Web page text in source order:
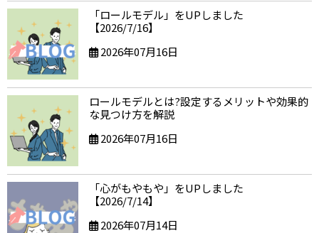
「ロールモデル」をUPしました
【2026/7/16】
2026年07月16日
ロールモデルとは?設定するメリットや効果的
な見つけ方を解説
2026年07月16日
「心がもやもや」をUPしました
【2026/7/14】
2026年07月14日